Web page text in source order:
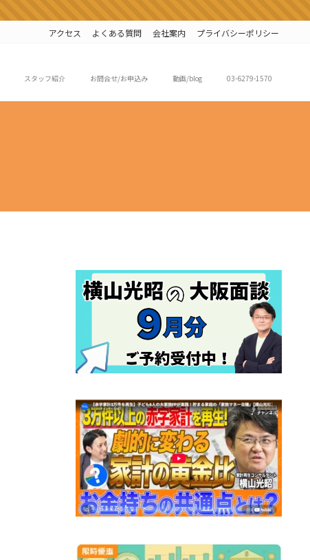
アクセス よくある質問 会社案内 プライバシーポリシー
スタッフ紹介 お問合せ/お申込み 動画/blog 03-6279-1570